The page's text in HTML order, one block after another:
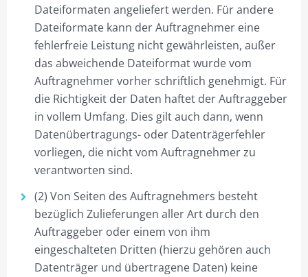
Dateiformaten angeliefert werden. Für andere
Dateiformate kann der Auftragnehmer eine
fehlerfreie Leistung nicht gewährleisten, außer
das abweichende Dateiformat wurde vom
Auftragnehmer vorher schriftlich genehmigt. Für
die Richtigkeit der Daten haftet der Auftraggeber
in vollem Umfang. Dies gilt auch dann, wenn
Datenübertragungs- oder Datenträgerfehler
vorliegen, die nicht vom Auftragnehmer zu
verantworten sind.
(2) Von Seiten des Auftragnehmers besteht
bezüglich Zulieferungen aller Art durch den
Auftraggeber oder einem von ihm
eingeschalteten Dritten (hierzu gehören auch
Datenträger und übertragene Daten) keine